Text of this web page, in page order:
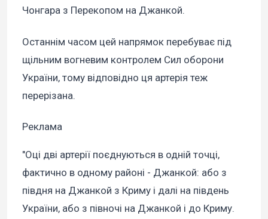
Чонгара з Перекопом на Джанкой.
Останнім часом цей напрямок перебуває під
щільним вогневим контролем Сил оборони
України, тому відповідно ця артерія теж
перерізана.
Реклама
"Оці дві артерії поєднуються в одній точці,
фактично в одному районі - Джанкой: або з
півдня на Джанкой з Криму і далі на південь
України, або з півночі на Джанкой і до Криму.